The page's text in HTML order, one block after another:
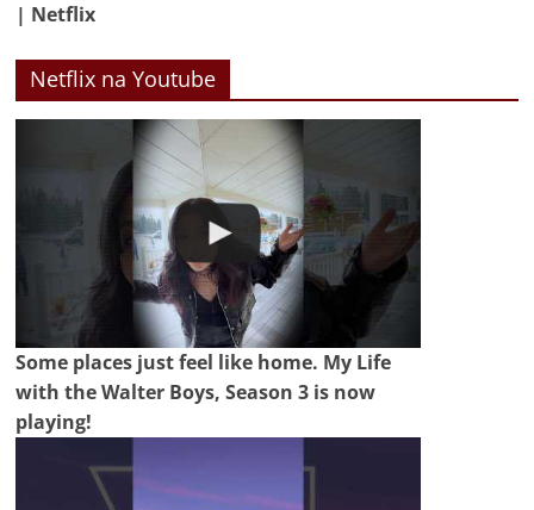
| Netflix
Netflix na Youtube
Some places just feel like home. My Life
with the Walter Boys, Season 3 is now
playing!